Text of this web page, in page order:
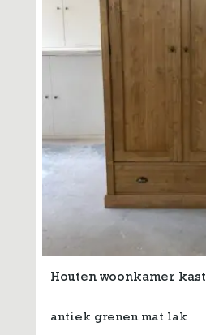
Houten woonkamer kast
antiek grenen mat lak